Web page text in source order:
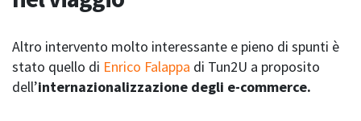
Altro intervento molto interessante e pieno di spunti è
stato quello di Enrico Falappa di Tun2U a proposito
dell’internazionalizzazione degli e-commerce.